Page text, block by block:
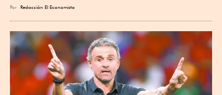
Por Redacción El Economista